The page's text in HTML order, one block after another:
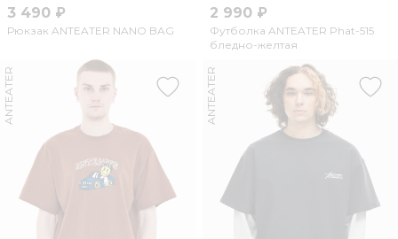
3 490 ₽
Рюкзак ANTEATER NANO BAG
2 990 ₽
Футболка ANTEATER Phat-515
бледно-желтая
ANTEATER ANTEATER